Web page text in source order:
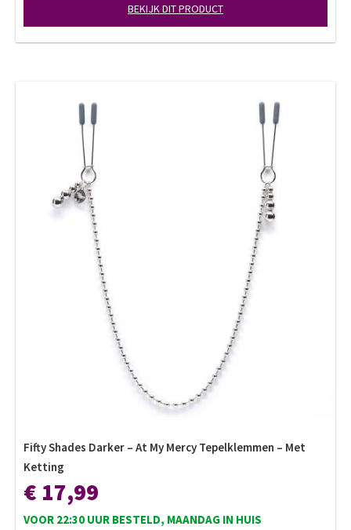
BEKIJK DIT PRODUCT
Fifty Shades Darker – At My Mercy Tepelklemmen – Met
Ketting
€ 17,99
VOOR 22:30 UUR BESTELD, MAANDAG IN HUIS